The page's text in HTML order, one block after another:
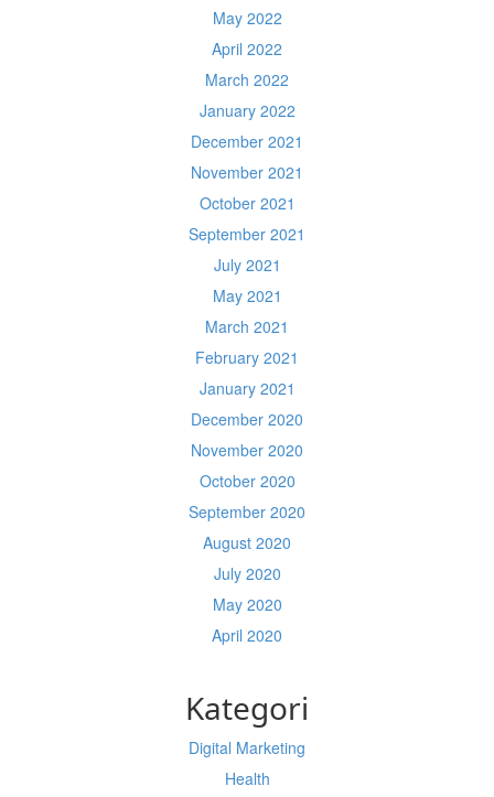
May 2022
April 2022
March 2022
January 2022
December 2021
November 2021
October 2021
September 2021
July 2021
May 2021
March 2021
February 2021
January 2021
December 2020
November 2020
October 2020
September 2020
August 2020
July 2020
May 2020
April 2020
Kategori
Digital Marketing
Health